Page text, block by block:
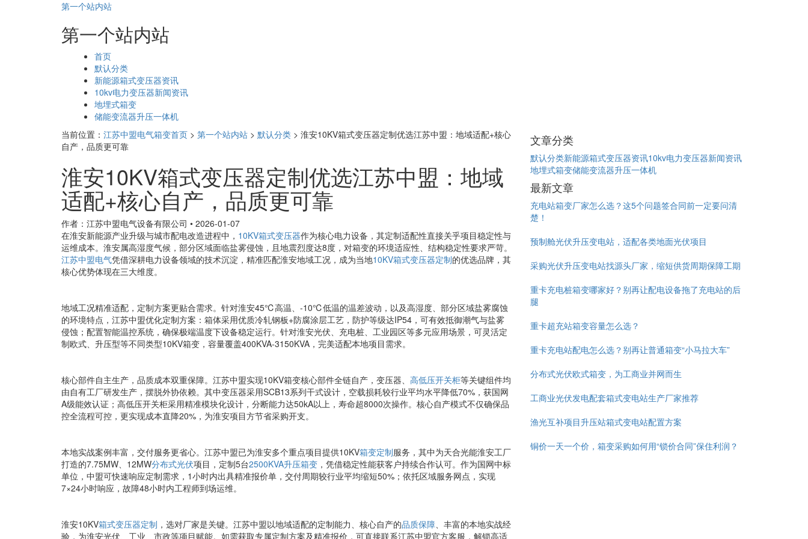
第一个站内站
第一个站内站
首页
默认分类
新能源箱式变压器资讯
10kv电力变压器新闻资讯
地埋式箱变
储能变流器升压一体机
当前位置： 江苏中盟电气箱变首页 > 第一个站内站 > 默认分类 > 淮安10KV箱式变压器定制优选江苏中盟：地域适配+核心
自产，品质更可靠
淮安10KV箱式变压器定制优选江苏中盟：地域
适配+核心自产，品质更可靠
作者：江苏中盟电气设备有限公司 • 2026-01-07
在淮安新能源产业升级与城市配电改造进程中， 10KV箱式变压器作为核心电力设备，其定制适配性直接关乎项目稳定性与
运维成本。淮安属高湿度气候，部分区域面临盐雾侵蚀，且地震烈度达8度，对箱变的环境适应性、结构稳定性要求严苛。
江苏中盟电气凭借深耕电力设备领域的技术沉淀，精准匹配淮安地域工况，成为当地10KV箱式变压器定制的优选品牌，其
核心优势体现在三大维度。
地域工况精准适配，定制方案更贴合需求。针对淮安45℃高温、-10℃低温的温差波动，以及高湿度、部分区域盐雾腐蚀
的环境特点，江苏中盟优化定制方案：箱体采用优质冷轧钢板+防腐涂层工艺，防护等级达IP54，可有效抵御潮气与盐雾
侵蚀；配置智能温控系统，确保极端温度下设备稳定运行。针对淮安光伏、充电桩、工业园区等多元应用场景，可灵活定
制欧式、升压型等不同类型10KV箱变，容量覆盖400KVA-3150KVA，完美适配本地项目需求。
核心部件自主生产，品质成本双重保障。江苏中盟实现10KV箱变核心部件全链自产，变压器、 高低压开关柜等关键组件均
由自有工厂研发生产，摆脱外协依赖。其中变压器采用SCB13系列干式设计，空载损耗较行业平均水平降低70%，获国网
A级能效认证；高低压开关柜采用精准模块化设计，分断能力达50kA以上，寿命超8000次操作。核心自产模式不仅确保品
控全流程可控，更实现成本直降20%，为淮安项目方节省采购开支。
本地实战案例丰富，交付服务更省心。江苏中盟已为淮安多个重点项目提供10KV箱变定制服务，其中为天合光能淮安工厂
打造的7.75MW、12MW分布式光伏项目，定制5台2500KVA升压箱变 ，凭借稳定性能获客户持续合作认可。作为国网中标
单位，中盟可快速响应定制需求，1小时内出具精准报价单，交付周期较行业平均缩短50%；依托区域服务网点，实现
7×24小时响应，故障48小时内工程师到场运维。
淮安10KV箱式变压器定制 ，选对厂家是关键。江苏中盟以地域适配的定制能力、核心自产的品质保障、丰富的本地实战经
验，为淮安光伏、工业、市政等项目赋能。如需获取专属定制方案及精准报价，可直接联系江苏中盟官方客服，解锁高适
文章分类
默认分类新能源箱式变压器资讯10kv电力变压器新闻资讯
地埋式箱变储能变流器升压一体机
最新文章
充电站箱变厂家怎么选？这5个问题签合同前一定要问清
楚！
预制舱光伏升压变电站，适配各类地面光伏项目
采购光伏升压变电站找源头厂家，缩短供货周期保障工期
重卡充电桩箱变哪家好？别再让配电设备拖了充电站的后
腿
重卡超充站箱变容量怎么选？
重卡充电站配电怎么选？别再让普通箱变“小马拉大车”
分布式光伏欧式箱变，为工商业并网而生
工商业光伏发电配套箱式变电站生产厂家推荐
渔光互补项目升压站箱式变电站配置方案
铜价一天一个价，箱变采购如何用“锁价合同”保住利润？